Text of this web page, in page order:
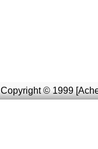
Copyright © 1999